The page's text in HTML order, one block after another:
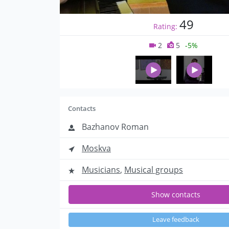
Rating: 49
2 5 -5%
Contacts
Bazhanov Roman
Moskva
Musicians, Musical groups
Show contacts
Leave feedback